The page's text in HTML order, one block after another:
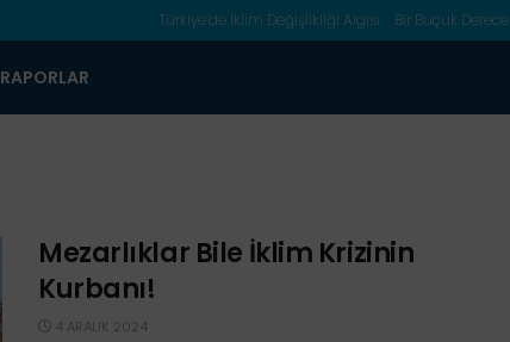
Türkiye’de İklim Değişlikliği Algısı Bir Buçuk Derece
RAPORLAR
Mezarlıklar Bile İklim Krizinin
Kurbanı!
4 ARALIK 2024